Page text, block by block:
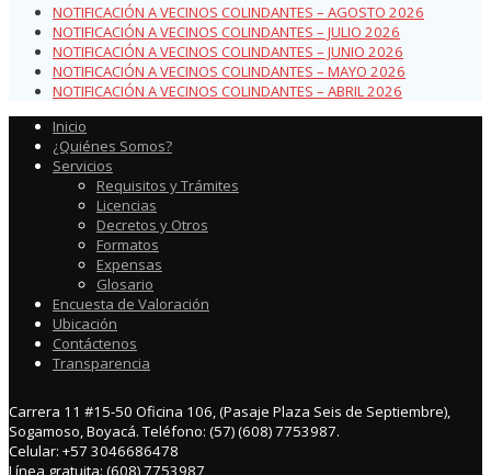
NOTIFICACIÓN A VECINOS COLINDANTES – AGOSTO 2026
NOTIFICACIÓN A VECINOS COLINDANTES – JULIO 2026
NOTIFICACIÓN A VECINOS COLINDANTES – JUNIO 2026
NOTIFICACIÓN A VECINOS COLINDANTES – MAYO 2026
NOTIFICACIÓN A VECINOS COLINDANTES – ABRIL 2026
Inicio
¿Quiénes Somos?
Servicios
Requisitos y Trámites
Licencias
Decretos y Otros
Formatos
Expensas
Glosario
Encuesta de Valoración
Ubicación
Contáctenos
Transparencia
Carrera 11 #15-50 Oficina 106, (Pasaje Plaza Seis de Septiembre),
Sogamoso, Boyacá. Teléfono: (57) (608) 7753987.
Celular: +57 3046686478
Línea gratuita: (608) 7753987